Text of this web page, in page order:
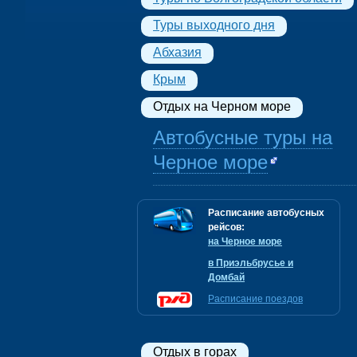
Туры выходного дня
Абхазия
Крым
Отдых на Черном море
Автобусные туры на
Черное море
Расписание автобусных
рейсов:
на Черное море
в Приэльбрусье и
Домбай
Расписание поездов
Отдых в горах